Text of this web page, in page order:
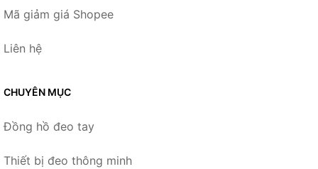
Mã giảm giá Shopee
Liên hệ
CHUYÊN MỤC
Đồng hồ đeo tay
Thiết bị đeo thông minh